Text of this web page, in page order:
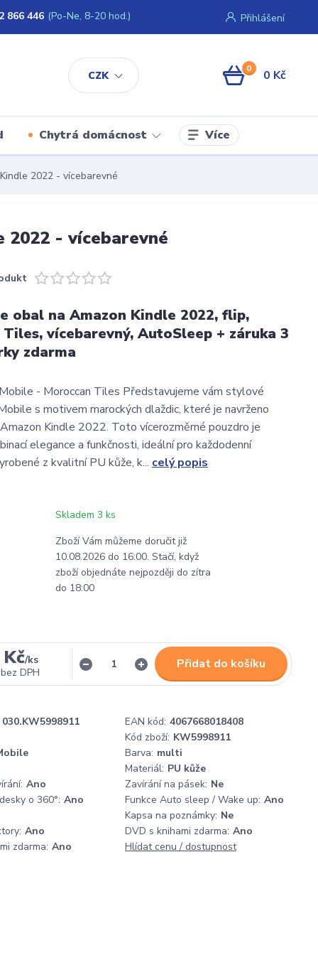
CZK
Přihlášení
866 446 (Po-Ne, 8-20 hod.)
0 0 Kč
Chytrá domácnost Více
2022 - vícebarevné
- vícebarevné
obal na Amazon Kindle 2022, flip,
vícebarevný, AutoSleep + záruka 3
zdarma
- Moroccan Tiles Představujeme vám stylové
s motivem marockých dlaždic, které je navrženo
Kindle 2022. Toto vícerozměrné pouzdro je
elegance a funkčnosti, ideální pro každodenní
z kvalitní PU kůže, k... celý popis
Skladem 3 ks
Zboží Vám můžeme doručit již
10.08.2026 do 16:00. Stačí, když
zboží objednáte nejpozději do zítra
do 18:00
/ks
bez DPH
Přidat do košíku
030.KW5998911 EAN kód: 4067668018408
Kód zboží: KW5998911
Barva: multi
Materiál: PU kůže
Ano Zavírání na pásek: Ne
o 360°: Ano Funkce Auto sleep / Wake up: Ano
Kapsa na poznámky: Ne
Ano DVD s knihami zdarma: Ano
zdarma: Ano Hlídat cenu / dostupnost